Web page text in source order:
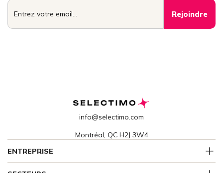
info@selectimo.com
Montréal, QC H2J 3W4
ENTREPRISE